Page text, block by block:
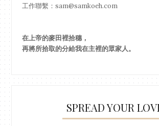
工作聯繫：sam@samkoeh.com
在上帝的麥田裡拾穗，
再將所拾取的分給我在主裡的眾家人。
SPREAD YOUR